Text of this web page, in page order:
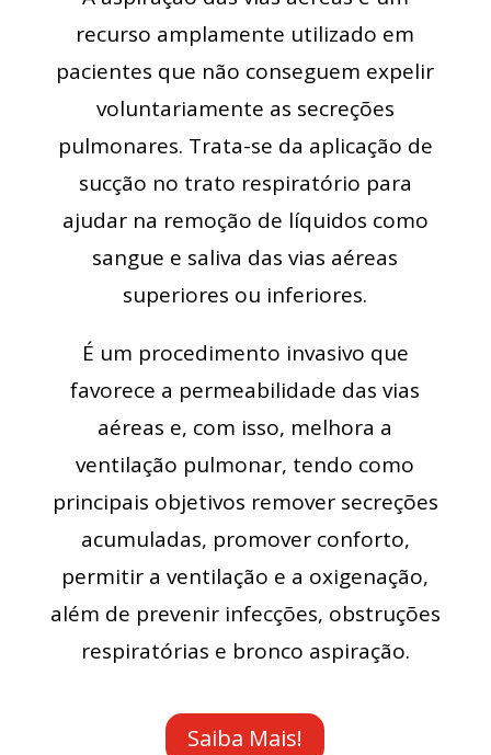
recurso amplamente utilizado em
pacientes que não conseguem expelir
voluntariamente as secreções
pulmonares. Trata-se da aplicação de
sucção no trato respiratório para
ajudar na remoção de líquidos como
sangue e saliva das vias aéreas
superiores ou inferiores.
É um procedimento invasivo que
favorece a permeabilidade das vias
aéreas e, com isso, melhora a
ventilação pulmonar, tendo como
principais objetivos remover secreções
acumuladas, promover conforto,
permitir a ventilação e a oxigenação,
além de prevenir infecções, obstruções
respiratórias e bronco aspiração.
Saiba Mais!